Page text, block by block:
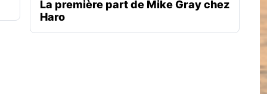
La première part de Mike Gray chez
Haro